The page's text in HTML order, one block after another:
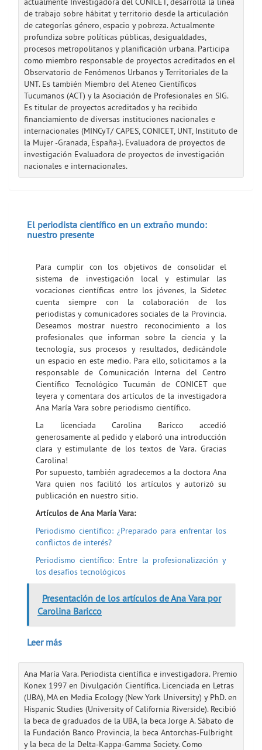
de trabajo sobre hábitat y territorio desde la articulación
de categorías género, espacio y pobreza. Actualmente
profundiza sobre políticas públicas, desigualdades,
procesos metropolitanos y planificación urbana. Participa
como miembro responsable de proyectos acreditados en el
Observatorio de Fenómenos Urbanos y Territoriales de la
UNT. Es también Miembro del Ateneo Científicos
Tucumanos (ACT) y la Asociación de Profesionales en SIG.
Es titular de proyectos acreditados y ha recibido
financiamiento de diversas instituciones nacionales e
internacionales (MINCyT/ CAPES, CONICET, UNT, Instituto de
la Mujer -Granada, España-). Evaluadora de proyectos de
investigación Evaluadora de proyectos de investigación
nacionales e internacionales.
El periodista científico en un extraño mundo:
nuestro presente
Para cumplir con los objetivos de consolidar el
sistema de investigación local y estimular las
vocaciones científicas entre los jóvenes, la Sidetec
cuenta siempre con la colaboración de los
periodistas y comunicadores sociales de la Provincia.
Deseamos mostrar nuestro reconocimiento a los
profesionales que informan sobre la ciencia y la
tecnología, sus procesos y resultados, dedicándole
un espacio en este medio. Para ello, solicitamos a la
responsable de Comunicación Interna del Centro
Científico Tecnológico Tucumán de CONICET que
leyera y comentara dos artículos de la investigadora
Ana María Vara sobre periodismo científico.
La licenciada Carolina Baricco accedió
generosamente al pedido y elaboró una introducción
clara y estimulante de los textos de Vara. Gracias
Carolina!
Por supuesto, también agradecemos a la doctora Ana
Vara quien nos facilitó los artículos y autorizó su
publicación en nuestro sitio.
Artículos de Ana María Vara:
Periodismo científico: ¿Preparado para enfrentar los
conflictos de interés?
Periodismo científico: Entre la profesionalización y
los desafíos tecnológicos
Presentación de los artículos de Ana Vara por
Carolina Baricco
Leer más
Ana María Vara. Periodista científica e investigadora. Premio
Konex 1997 en Divulgación Científica. Licenciada en Letras
(UBA), MA en Media Ecology (New York University) y PhD. en
Hispanic Studies (University of California Riverside). Recibió
la beca de graduados de la UBA, la beca Jorge A. Sábato de
la Fundación Banco Provincia, la beca Antorchas-Fulbright
y la beca de la Delta-Kappa-Gamma Society. Como